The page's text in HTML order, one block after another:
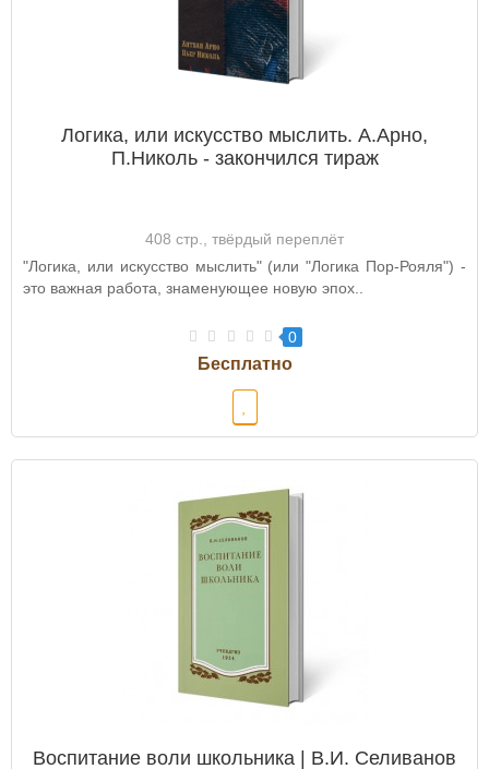
Логика, или искусство мыслить. А.Арно,
П.Николь - закончился тираж
408 стр., твёрдый переплёт
"Логика, или искусство мыслить" (или "Логика Пор-Рояля") -
это важная работа, знаменующее новую эпох..
0
Воспитание воли школьника | В.И. Селиванов